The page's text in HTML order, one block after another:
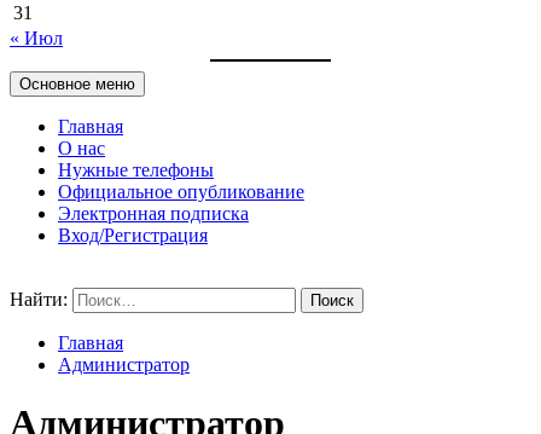
31
« Июл
Основное меню
Главная
О нас
Нужные телефоны
Официальное опубликование
Электронная подписка
Вход/Регистрация
Найти:
Главная
Администратор
Администратор